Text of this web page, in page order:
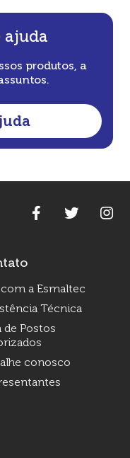
ajuda
produtos, a
com a Esmaltec
Técnica
de Postos
conosco